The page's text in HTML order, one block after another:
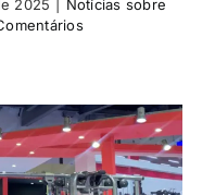
2025
Notícias sobre